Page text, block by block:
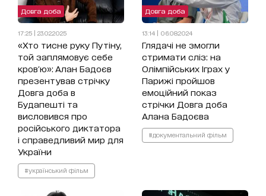
Довга доба
17:25 | 23.02.2025
«Хто тисне руку Путіну,
той заплямовує себе
кров'ю»: Алан Бадоєв
презентував стрічку
Довга доба в
Будапешті та
висловився про
російського диктатора
і справедливий мир для
України
#український фільм
Довга доба
13:14 | 06.08.2024
Глядачі не змогли
стримати сліз: на
Олімпійських Іграх у
Парижі пройшов
емоційний показ
стрічки Довга доба
Алана Бадоєва
#документальний фільм